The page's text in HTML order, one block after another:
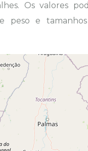
Os valores
peso e